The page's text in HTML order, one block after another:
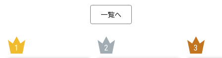
閉じる
一覧へ